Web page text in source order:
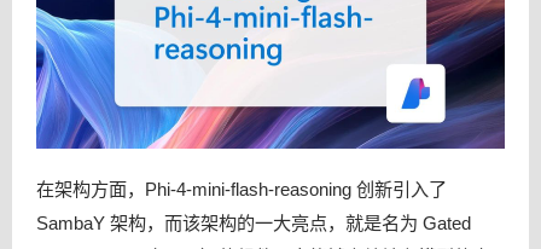
在架构方面，Phi-4-mini-flash-reasoning 创新引入了
SambaY 架构，而该架构的一大亮点，就是名为 Gated